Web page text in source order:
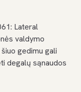
Lateral
valdymo
gedimu gali
degalų sąnaudos